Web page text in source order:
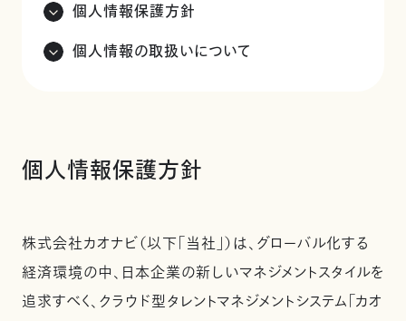
個人情報保護方針
個人情報の取扱いについて
個人情報保護方針
株式会社カオナビ（以下「当社」）は、グローバル化する
経済環境の中、日本企業の新しいマネジメントスタイルを
追求すべく、クラウド型タレントマネジメントシステム「カオ